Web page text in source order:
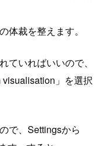
体裁を整えます。
ていればいいので、
」を選択
で、Settingsから